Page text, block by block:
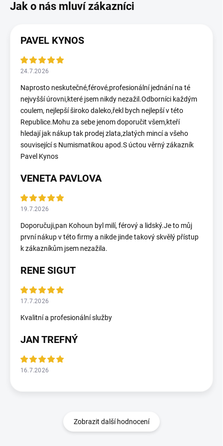
PAVEL KYNOS
24.7.2026
Naprosto neskutečné,férové,profesionální jednání na té
nejvyšší úrovni,které jsem nikdy nezažil.Odborníci každým
coulem, nejlepší široko daleko,řekl bych nejlepší v této
Republice.Mohu za sebe jenom doporučit všem,kteří
hledají jak nákup tak prodej zlata,zlatých mincí a všeho
související s Numismatikou apod.S úctou věrný zákazník
Pavel Kynos
VENETA PAVLOVA
19.7.2026
Doporučuji,pan Kohoun byl milí, férový a lidský.Je to můj
první nákup v této firmy a nikde jinde takový skvělý přístup
k zákazníkům jsem nezažila.
RENE SIGUT
17.7.2026
Kvalitní a profesionální služby
JAN TREFNÝ
16.7.2026
Zobrazit další hodnocení